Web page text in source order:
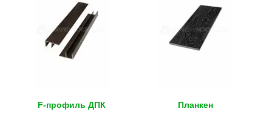
F-профиль ДПК Планкен